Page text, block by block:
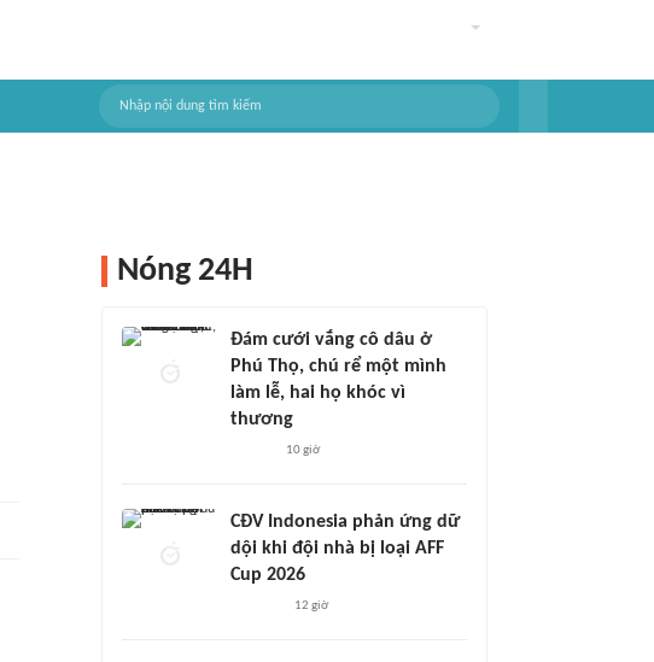
Nóng 24H
Đám cưới vắng cô dâu ở
Phú Thọ, chú rể một mình
làm lễ, hai họ khóc vì
thương
10 giờ
CĐV Indonesia phản ứng dữ
dội khi đội nhà bị loại AFF
Cup 2026
12 giờ